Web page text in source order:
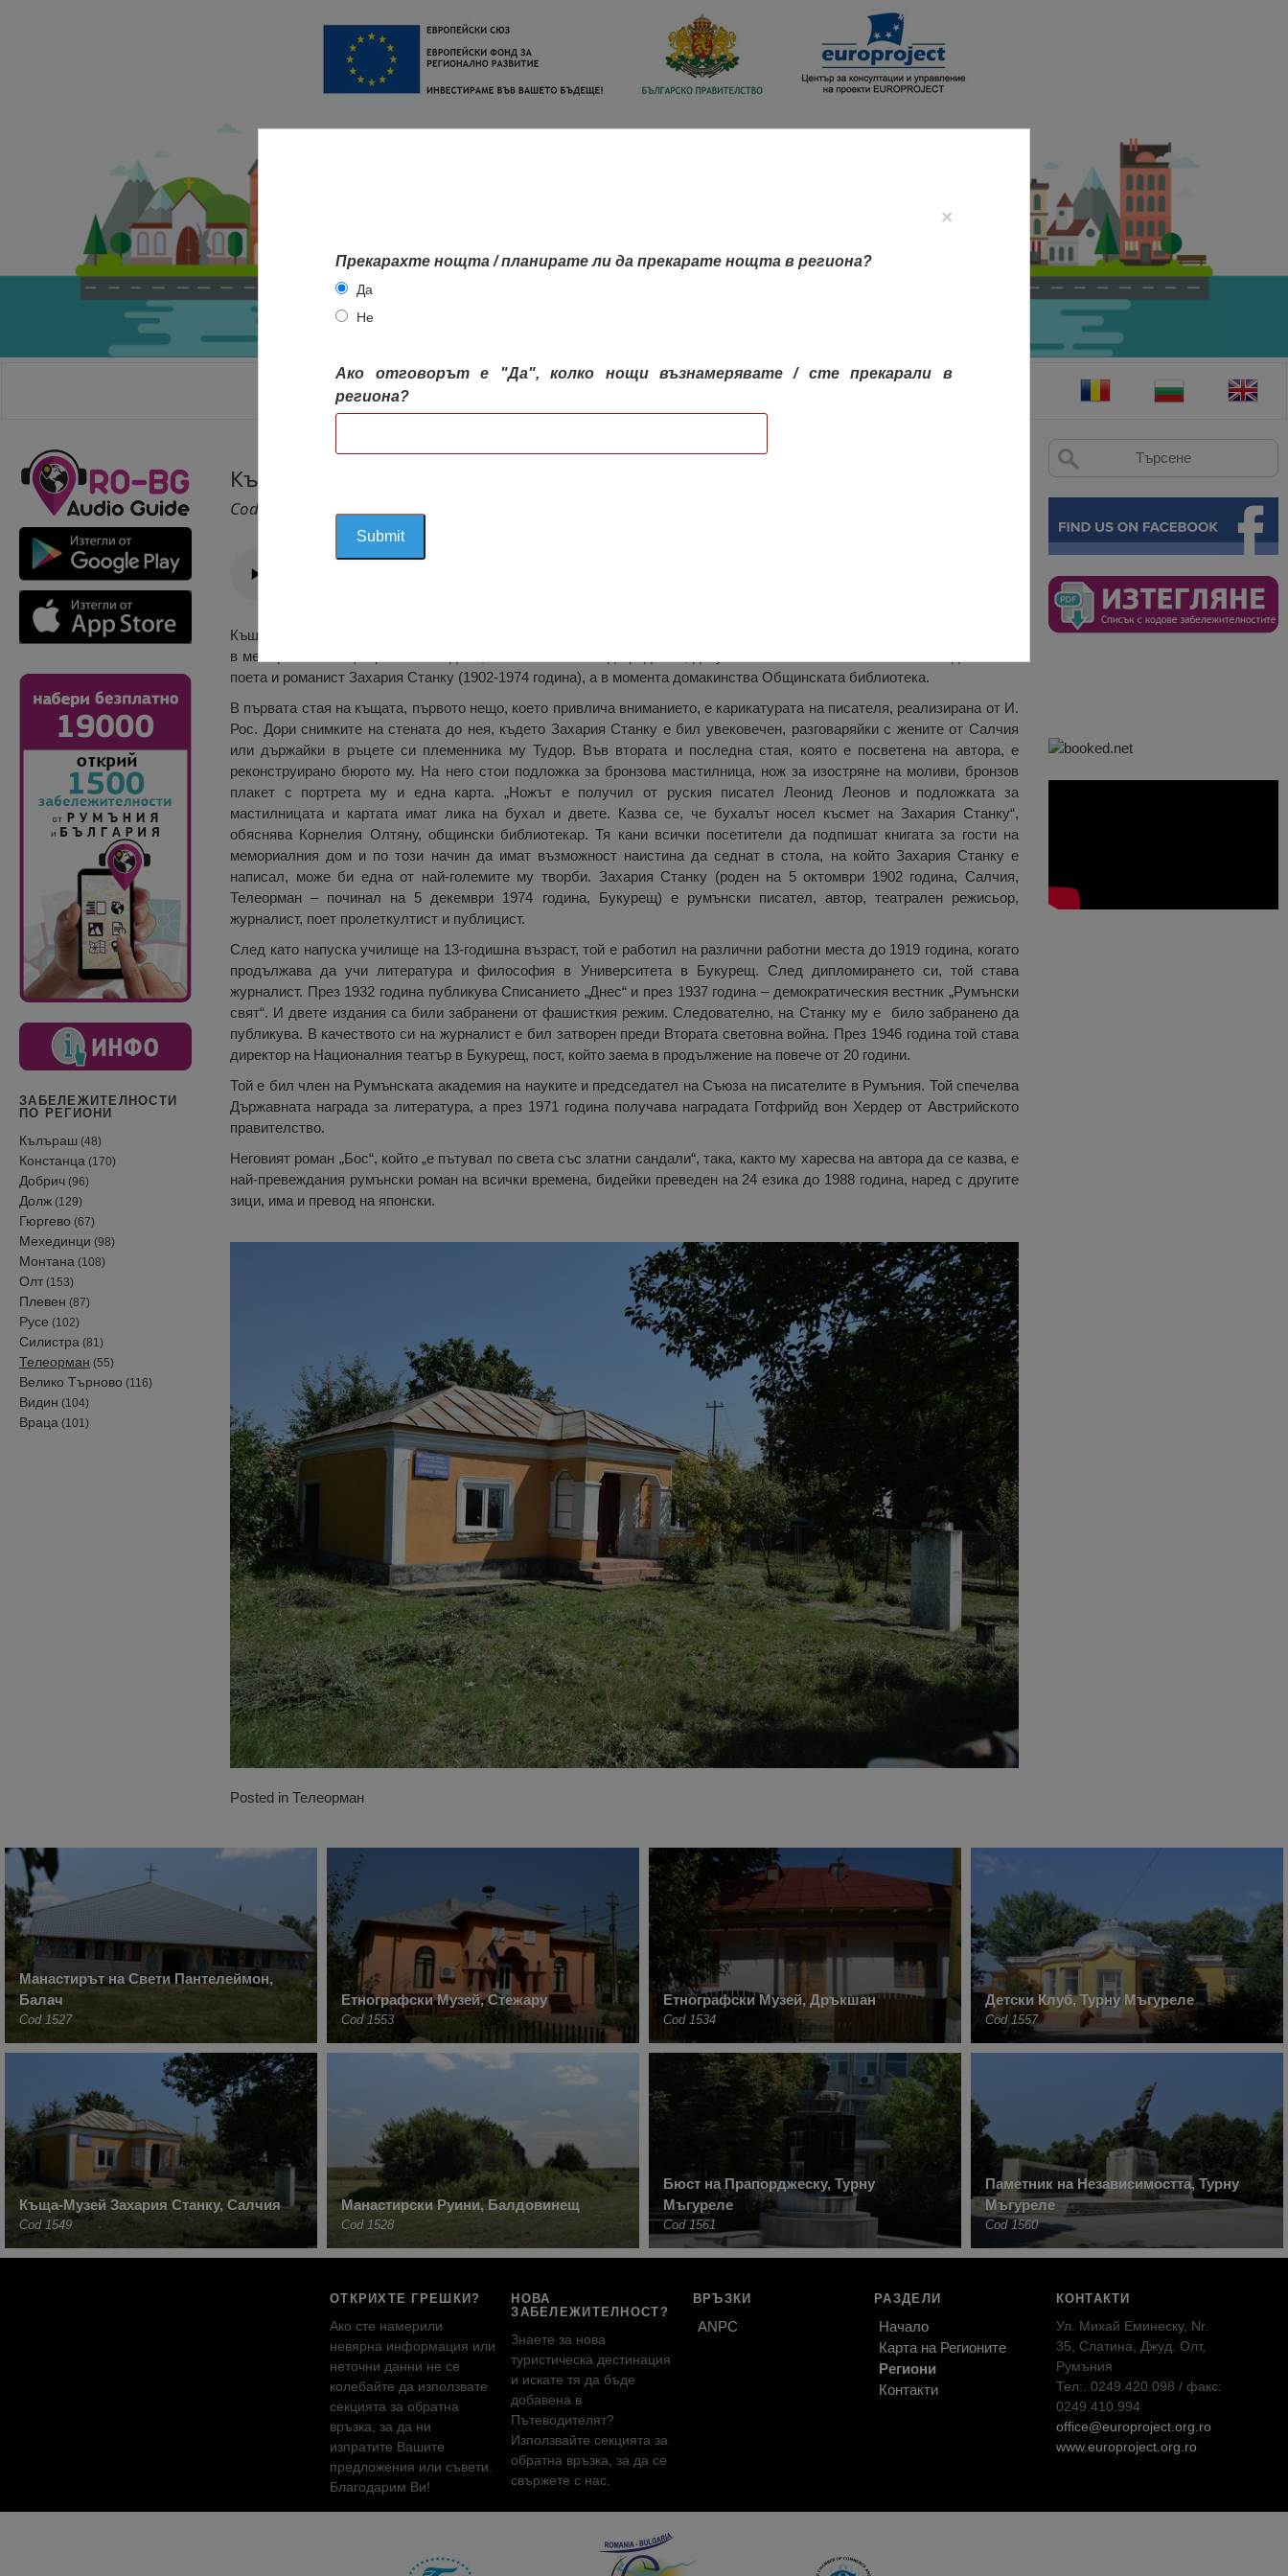
НАЧАЛО
ЗАБЕЛЕЖИТЕЛНОСТИ
ПО РЕГИОНИ
Кълъраш (48)
Констанца (170)
Добрич (96)
Долж (129)
Гюргево (67)
Мехединци (98)
Монтана (108)
Олт (153)
Плевен (87)
Русе (102)
Силистра (81)
Телеорман (55)
Велико Търново (116)
Видин (104)
Враца (101)
Къща-Музей Захария Станку, Салчия
Cod 1549
Къщата-музей Захария Станку всъщност е принадлежала на сестрата на писателя, Лисавета. Сградата се превръща
в мемориална къща през 1994 година, излагайки на оглед предмети, документи и снимки относно живота и делото на
поета и романист Захария Станку (1902-1974 година), а в момента домакинства Общинската библиотека.
В първата стая на къщата, първото нещо, което привлича вниманието, е карикатурата на писателя, реализирана от И.
Рос. Дори снимките на стената до нея, където Захария Станку е бил увековечен, разговаряйки с жените от Салчия
или държайки в ръцете си племенника му Тудор. Във втората и последна стая, която е посветена на автора, е
реконструирано бюрото му. На него стои подложка за бронзова мастилница, нож за изостряне на моливи, бронзов
плакет с портрета му и една карта. „Ножът е получил от руския писател Леонид Леонов и подложката за
мастилницата и картата имат лика на бухал и двете. Казва се, че бухалът носел късмет на Захария Станку“,
обяснява Корнелия Олтяну, общински библиотекар. Тя кани всички посетители да подпишат книгата за гости на
мемориалния дом и по този начин да имат възможност наистина да седнат в стола, на който Захария Станку е
написал, може би една от най-големите му творби. Захария Станку (роден на 5 октомври 1902 година, Салчия,
Телеорман – починал на 5 декември 1974 година, Букурещ) е румънски писател, автор, театрален режисьор,
журналист, поет пролеткултист и публицист.
След като напуска училище на 13-годишна възраст, той е работил на различни работни места до 1919 година, когато
продължава да учи литература и философия в Университета в Букурещ. След дипломирането си, той става
журналист. През 1932 година публикува Списанието „Днес“ и през 1937 година – демократическия вестник „Румънски
свят“. И двете издания са били забранени от фашисткия режим. Следователно, на Станку му е било забранено да
публикува. В качеството си на журналист е бил затворен преди Втората световна война. През 1946 година той става
директор на Националния театър в Букурещ, пост, който заема в продължение на повече от 20 години.
Той е бил член на Румънската академия на науките и председател на Съюза на писателите в Румъния. Той спечелва
Държавната награда за литература, а през 1971 година получава наградата Готфрийд вон Хердер от Австрийското
правителство.
Неговият роман „Бос“, който „е пътувал по света със златни сандали“, така, както му харесва на автора да се казва, е
най-превеждания румънски роман на всички времена, бидейки преведен на 24 езика до 1988 година, наред с другите
зици, има и превод на японски.
×
Прекарахте нощта / планирате ли да прекарате нощта в региона?
Да
Не
Ако отговорът е "Да", колко нощи възнамерявате / сте прекарали в
региона?
Posted in Телеорман
Манастирът на Свети Пантелеймон,
Балач
Cod 1527
Етнографски Музей, Стежару
Cod 1553
Етнографски Музей, Дръкшан
Cod 1534
Детски Клуб, Турну Мъгуреле
Cod 1557
Къща-Музей Захария Станку, Салчия
Cod 1549
Манастирски Руини, Балдовинещ
Cod 1528
Бюст на Прапорджеску, Турну
Мъгуреле
Cod 1561
Паметник на Независимостта, Турну
Мъгуреле
Cod 1560
ОТКРИХТЕ ГРЕШКИ?
Ако сте намерили
невярна информация или
неточни данни не се
колебайте да използвате
секцията за обратна
връзка, за да ни
изпратите Вашите
предложения или съвети.
Благодарим Ви!
НОВА
ЗАБЕЛЕЖИТЕЛНОСТ?
Знаете за нова
туристическа дестинация
и искате тя да бъде
добавена в
Пътеводителят?
Използвайте секцията за
обратна връзка, за да се
свържете с нас.
ВРЪЗКИ
ANPC
РАЗДЕЛИ
Начало
Карта на Регионите
Региони
Контакти
КОНТАКТИ
Ул. Михай Еминеску, Nr.
35, Слатина, Джуд. Олт,
Румъния
Тел:. 0249.420.098 / факс:
0249.410.994
office@europroject.org.ro
www.europroject.org.ro